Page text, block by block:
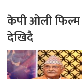
केपी ओली फिल्म
देखिदै